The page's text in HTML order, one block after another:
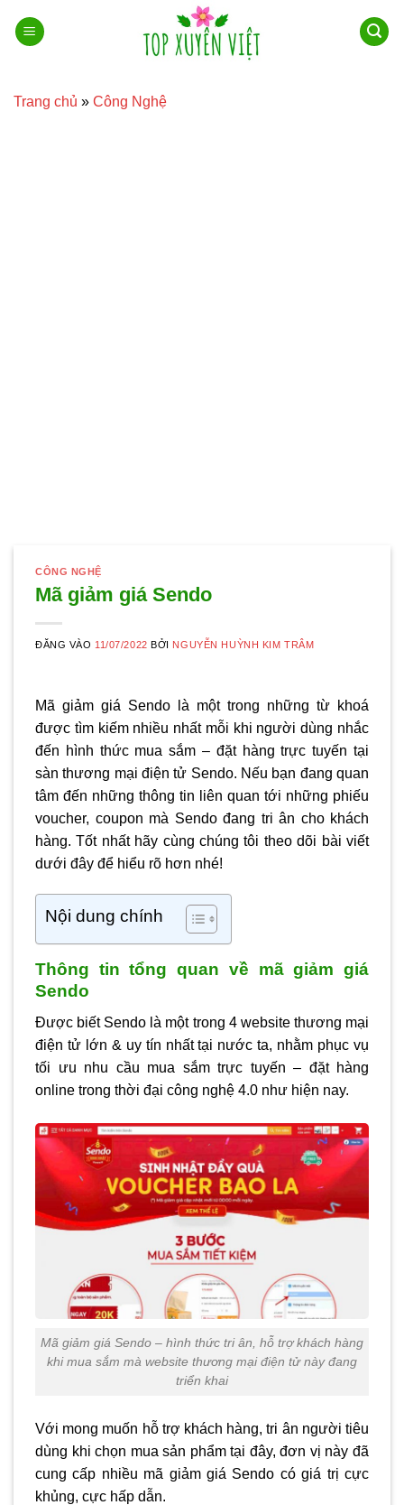
qua
Trang chủ » Công Nghệ
CÔNG NGHỆ
Mã giảm giá Sendo
ĐĂNG VÀO 11/07/2022 BỞI NGUYỄN HUỲNH KIM TRÂM
Mã giảm giá Sendo là một trong những từ khoá
được tìm kiếm nhiều nhất mỗi khi người dùng nhắc
đến hình thức mua sắm – đặt hàng trực tuyến tại
sàn thương mại điện tử Sendo. Nếu bạn đang quan
tâm đến những thông tin liên quan tới những phiếu
voucher, coupon mà Sendo đang tri ân cho khách
hàng. Tốt nhất hãy cùng chúng tôi theo dõi bài viết
dưới đây để hiểu rõ hơn nhé!
Nội dung chính
Thông tin tổng quan về mã giảm giá
Sendo
Được biết Sendo là một trong 4 website thương mại
điện tử lớn & uy tín nhất tại nước ta, nhằm phục vụ
tối ưu nhu cầu mua sắm trực tuyến – đặt hàng
online trong thời đại công nghệ 4.0 như hiện nay.
Mã giảm giá Sendo – hình thức tri ân, hỗ trợ khách hàng
khi mua sắm mà website thương mại điện tử này đang
triển khai
Với mong muốn hỗ trợ khách hàng, tri ân người tiêu
dùng khi chọn mua sản phẩm tại đây, đơn vị này đã
cung cấp nhiều mã giảm giá Sendo có giá trị cực
khủng, cực hấp dẫn.